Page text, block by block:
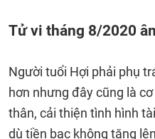
Tử vi tháng 8/2020
Người tuổi Hợi phải phụ
hơn nhưng đây cũng là
thân, cải thiện tình hình
dù tiền bạc không tăng